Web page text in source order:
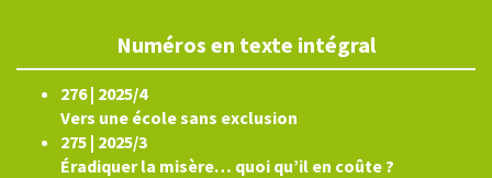
Numéros en texte intégral
276 | 2025/4
Vers une école sans exclusion
275 | 2025/3
Éradiquer la misère… quoi qu’il en coûte ?